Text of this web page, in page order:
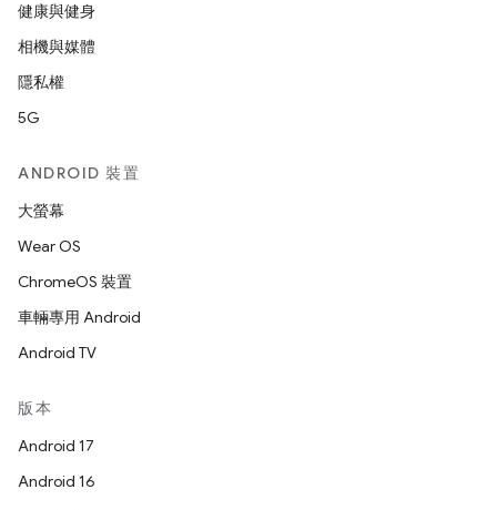
健康與健身
相機與媒體
隱私權
5G
ANDROID 裝置
大螢幕
Wear OS
ChromeOS 裝置
車輛專用 Android
Android TV
版本
Android 17
Android 16